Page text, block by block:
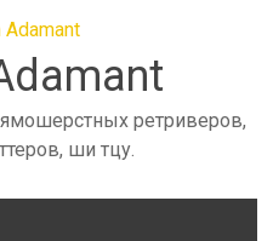
ретриверов,
ши тцу.